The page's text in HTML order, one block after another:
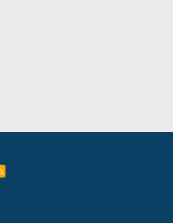
R